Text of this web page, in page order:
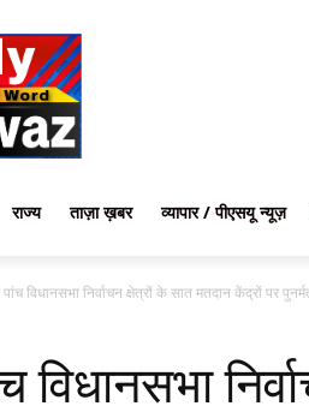
राज्य ताज़ा ख़बर व्यापार / पीएसयू न्यूज़
विधानसभा निर्वाचन क्षेत्रों के सात मतदान केंद्रों पर
विधानसभा